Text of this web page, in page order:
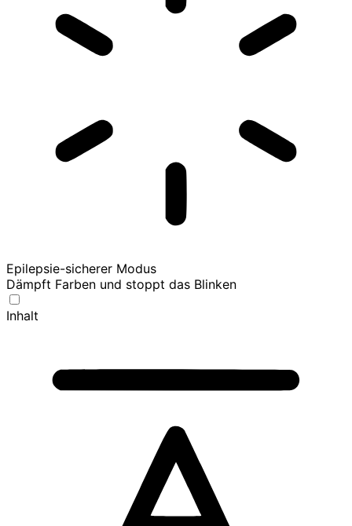
Epilepsie-sicherer Modus
Dämpft Farben und stoppt das Blinken
Inhalt